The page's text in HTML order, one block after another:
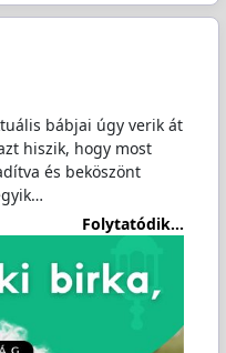
bábjai úgy verik át
hiszik, hogy most
és beköszönt
Folytatódik...